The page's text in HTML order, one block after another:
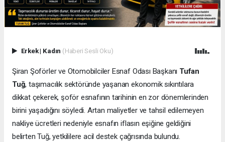
Erkek| Kadın (Haberi Sesli Oku)
Şiran Şoförler ve Otomobilciler Esnaf Odası Başkanı Tufan
Tuğ, taşımacılık sektöründe yaşanan ekonomik sıkıntılara
dikkat çekerek, şoför esnafının tarihinin en zor dönemlerinden
birini yaşadığını söyledi. Artan maliyetler ve tahsil edilemeyen
nakliye ücretleri nedeniyle esnafın iflasın eşiğine geldiğini
belirten Tuğ, yetkililere acil destek çağrısında bulundu.